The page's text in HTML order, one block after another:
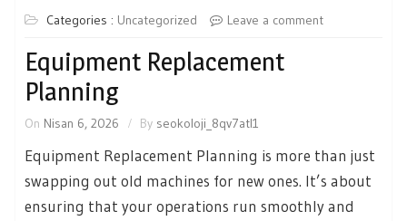
Categories : Uncategorized Leave a comment
Equipment Replacement
Planning
On Nisan 6, 2026 By seokoloji_8qv7atl1
Equipment Replacement Planning is more than just
swapping out old machines for new ones. It’s about
ensuring that your operations run smoothly and